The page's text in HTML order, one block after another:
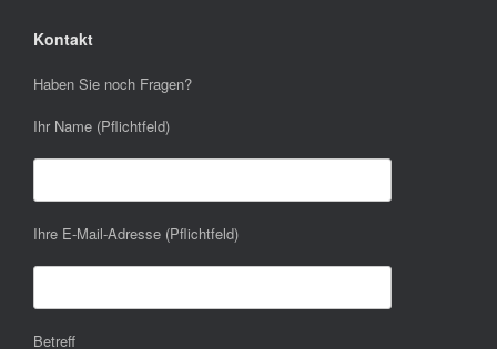
Kontakt
Haben Sie noch Fragen?
Ihr Name (Pflichtfeld)
Ihre E-Mail-Adresse (Pflichtfeld)
Betreff